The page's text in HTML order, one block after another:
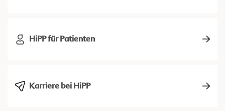
HiPP für Patienten
Karriere bei HiPP